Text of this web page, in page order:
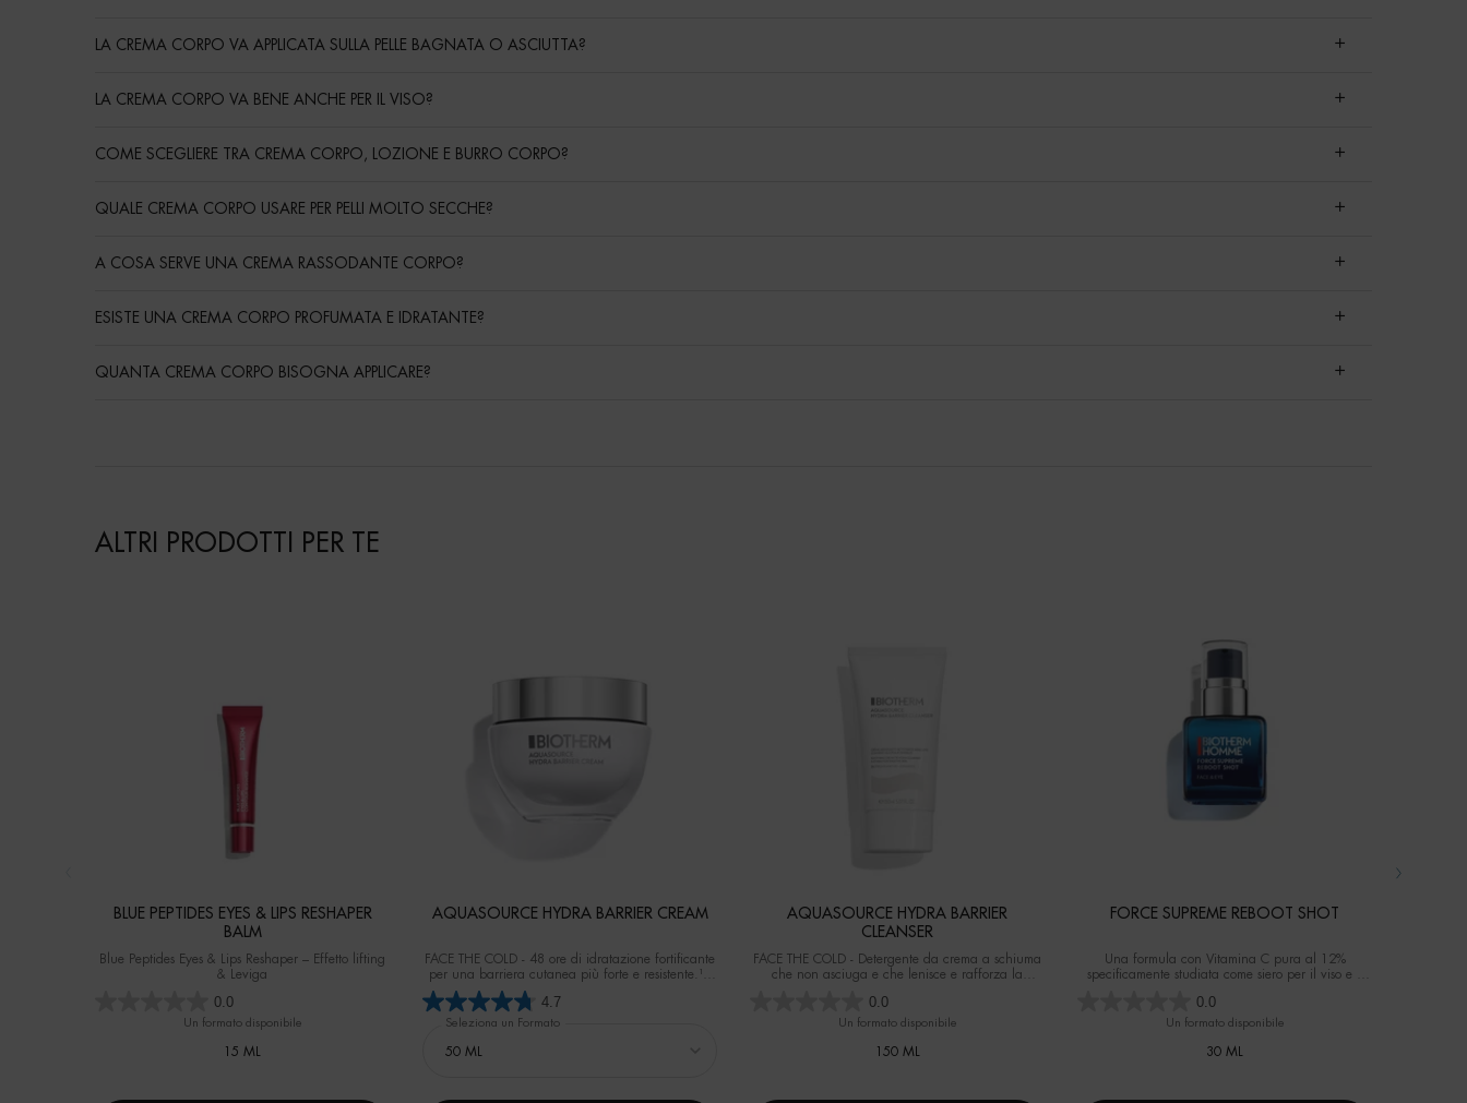
LA CREMA CORPO VA APPLICATA SULLA PELLE BAGNATA O ASCIUTTA?
LA CREMA CORPO VA BENE ANCHE PER IL VISO?
COME SCEGLIERE TRA CREMA CORPO, LOZIONE E BURRO CORPO?
QUALE CREMA CORPO USARE PER PELLI MOLTO SECCHE?
A COSA SERVE UNA CREMA RASSODANTE CORPO?
ESISTE UNA CREMA CORPO PROFUMATA E IDRATANTE?
QUANTA CREMA CORPO BISOGNA APPLICARE?
ALTRI PRODOTTI PER TE
BLUE PEPTIDES EYES & LIPS RESHAPER
BALM
Blue Peptides Eyes & Lips Reshaper – Effetto lifting
& Leviga
0.0
Un formato disponibile
15 ML
AQUASOURCE HYDRA BARRIER CREAM
FACE THE COLD - 48 ore di idratazione fortificante
per una barriera cutanea più forte e resistente.¹ ¹
Test strumentale su 40 donne dopo 1 applicazione.
4.7
Seleziona un Formato
AQUASOURCE HYDRA BARRIER
CLEANSER
FACE THE COLD - Detergente da crema a schiuma
che non asciuga e che lenisce e rafforza la
0.0
Un formato disponibile
150 ML
FORCE SUPREME REBOOT SHOT
Una formula con Vitamina C pura al 12%
specificamente studiata come siero per il viso e il
0.0
Un formato disponibile
30 ML